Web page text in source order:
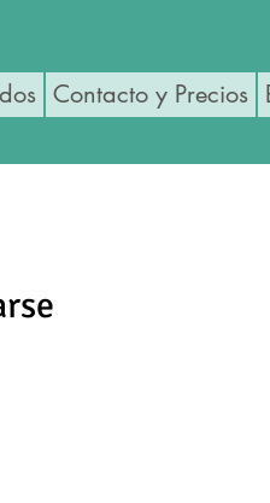
Contacto y Precios